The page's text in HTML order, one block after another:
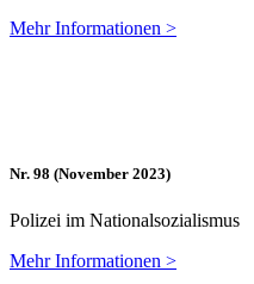
Mehr In­for­ma­tio­nen >
Nr. 98 (No­vem­ber 2023)
Po­li­zei im Nationalsozialismus
Mehr In­for­ma­tio­nen >